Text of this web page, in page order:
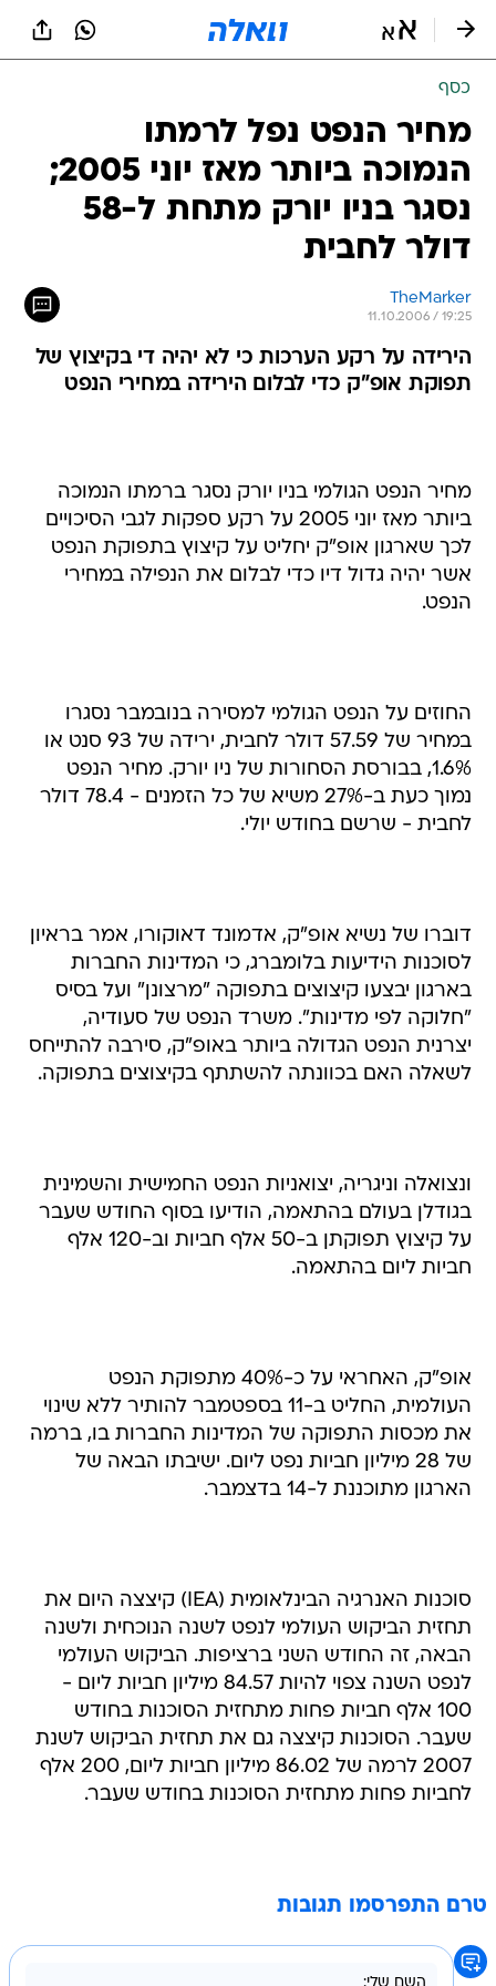
כסף
מחיר הנפט נפל לרמתו
הנמוכה ביותר מאז יוני 2005;
נסגר בניו יורק מתחת ל-58
דולר לחבית
TheMarker
11.10.2006 / 19:25
הירידה על רקע הערכות כי לא יהיה די בקיצוץ של
תפוקת אופ"ק כדי לבלום הירידה במחירי הנפט
מחיר הנפט הגולמי בניו יורק נסגר ברמתו הנמוכה
ביותר מאז יוני 2005 על רקע ספקות לגבי הסיכויים
לכך שארגון אופ"ק יחליט על קיצוץ בתפוקת הנפט
אשר יהיה גדול דיו כדי לבלום את הנפילה במחירי
הנפט.
החוזים על הנפט הגולמי למסירה בנובמבר נסגרו
במחיר של 57.59 דולר לחבית, ירידה של 93 סנט או
1.6%, בבורסת הסחורות של ניו יורק. מחיר הנפט
נמוך כעת ב-27% משיא של כל הזמנים - 78.4 דולר
לחבית - שרשם בחודש יולי.
דוברו של נשיא אופ"ק, אדמונד דאוקורו, אמר בראיון
לסוכנות הידיעות בלומברג, כי המדינות החברות
בארגון יבצעו קיצוצים בתפוקה "מרצונן" ועל בסיס
"חלוקה לפי מדינות". משרד הנפט של סעודיה,
יצרנית הנפט הגדולה ביותר באופ"ק, סירבה להתייחס
לשאלה האם בכוונתה להשתתף בקיצוצים בתפוקה.
ונצואלה וניגריה, יצואניות הנפט החמישית והשמינית
בגודלן בעולם בהתאמה, הודיעו בסוף החודש שעבר
על קיצוץ תפוקתן ב-50 אלף חביות וב-120 אלף
חביות ליום בהתאמה.
אופ"ק, האחראי על כ-40% מתפוקת הנפט
העולמית, החליט ב-11 בספטמבר להותיר ללא שינוי
את מכסות התפוקה של המדינות החברות בו, ברמה
של 28 מיליון חביות נפט ליום. ישיבתו הבאה של
הארגון מתוכננת ל-14 בדצמבר.
סוכנות האנרגיה הבינלאומית (IEA) קיצצה היום את
תחזית הביקוש העולמי לנפט לשנה הנוכחית ולשנה
הבאה, זה החודש השני ברציפות. הביקוש העולמי
לנפט השנה צפוי להיות 84.57 מיליון חביות ליום -
100 אלף חביות פחות מתחזית הסוכנות בחודש
שעבר. הסוכנות קיצצה גם את תחזית הביקוש לשנת
2007 לרמה של 86.02 מיליון חביות ליום, 200 אלף
לחביות פחות מתחזית הסוכנות בחודש שעבר.
טרם התפרסמו תגובות